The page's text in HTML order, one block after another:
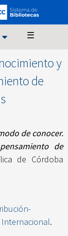
☰
y
de
de conocer.
de
de Córdoba
Internacional.